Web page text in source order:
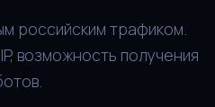
российским трафиком.
возможность получения